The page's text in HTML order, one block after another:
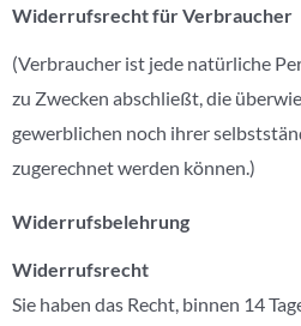
Widerrufsrecht für Verbraucher
(Verbraucher ist jede natürliche
zu Zwecken abschließt, die
gewerblichen noch ihrer
zugerechnet werden können.)
Widerrufsbelehrung
Widerrufsrecht
Sie haben das Recht, binnen 14